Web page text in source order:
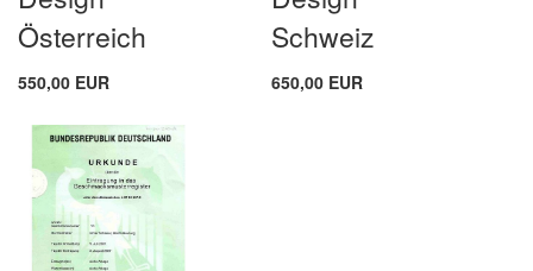
Österreich
550,00 EUR
Schweiz
650,00 EUR